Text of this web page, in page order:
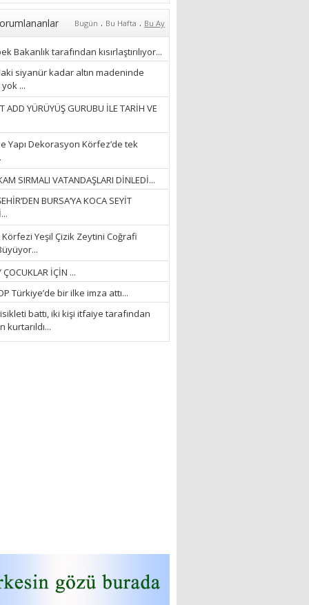
23/11/2025
“Ne çok şey oldu
unutulmaması gereken”
28/01/2024
“AKIL GÖZÜ”
Ayşegül Akay
“KURTULDUM”
28/01/2024
Bugün . Bu Hafta . Bu Ay
Bakanlık tarafından kısırlaştırılıyor...
siyanür kadar altın madeninde
...
ADD YÜRÜYÜŞ GURUBU İLE TARİH VE
Yapı Dekorasyon Körfez’de tek
SIRMALI VATANDAŞLARI DİNLEDİ...
BURSA’YA KOCA SEYİT
Yeşil Çizik Zeytini Coğrafi
ÇOCUKLAR İÇİN ...
Türkiye’de bir ilke imza attı...
battı, iki kişi itfaiye tarafından
kurtarıldı...